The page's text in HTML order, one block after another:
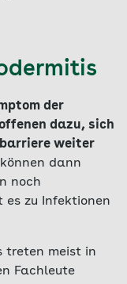
der
dazu, sich
weiter
dann
noch
es zu Infektionen
treten meist in
Fachleute